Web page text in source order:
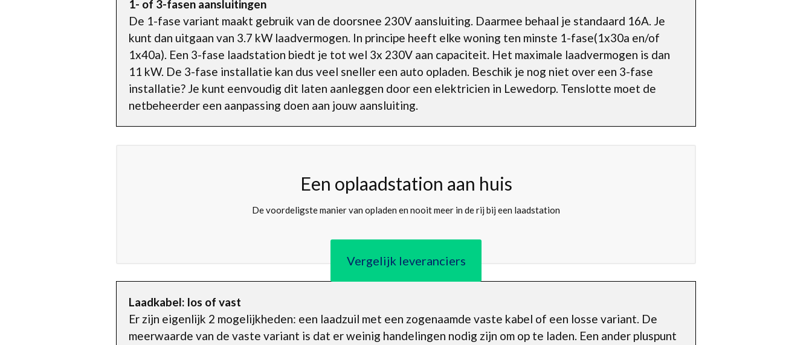
1- of 3-fasen aansluitingen
De 1-fase variant maakt gebruik van de doorsnee 230V aansluiting. Daarmee behaal je standaard 16A. Je
kunt dan uitgaan van 3.7 kW laadvermogen. In principe heeft elke woning ten minste 1-fase(1x30a en/of
1x40a). Een 3-fase laadstation biedt je tot wel 3x 230V aan capaciteit. Het maximale laadvermogen is dan
11 kW. De 3-fase installatie kan dus veel sneller een auto opladen. Beschik je nog niet over een 3-fase
installatie? Je kunt eenvoudig dit laten aanleggen door een elektricien in Lewedorp. Tenslotte moet de
netbeheerder een aanpassing doen aan jouw aansluiting.
Een oplaadstation aan huis
De voordeligste manier van opladen en nooit meer in de rij bij een laadstation
Vergelijk leveranciers
Laadkabel: los of vast
Er zijn eigenlijk 2 mogelijkheden: een laadzuil met een zogenaamde vaste kabel of een losse variant. De
meerwaarde van de vaste variant is dat er weinig handelingen nodig zijn om op te laden. Een ander pluspunt